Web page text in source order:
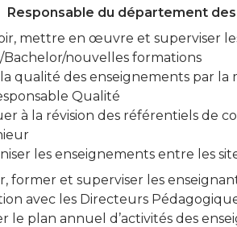
Responsable du département
mettre en œuvre et superviser
Bachelor/nouvelles formations
qualité des enseignements par
Qualité
à la révision des référentiels de
les enseignements entre les
former et superviser les
avec les Directeurs
le plan annuel d’activités des